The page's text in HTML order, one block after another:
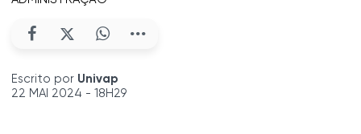
Escrito por Univap
22 MAI 2024 - 18H29